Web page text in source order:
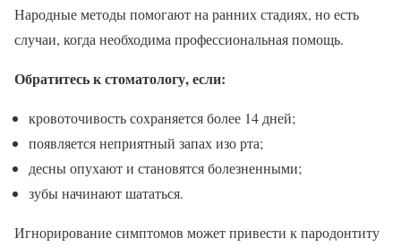
Народные методы помогают на ранних стадиях, но есть
случаи, когда необходима профессиональная помощь.
Обратитесь к стоматологу, если:
кровоточивость сохраняется более 14 дней;
появляется неприятный запах изо рта;
десны опухают и становятся болезненными;
зубы начинают шататься.
Игнорирование симптомов может привести к пародонтиту